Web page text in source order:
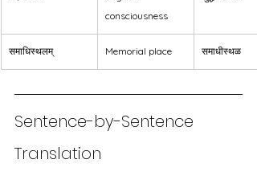
consciousness
समाधिस्थलम् Memorial place समाधीस्थळ
Sentence-by-Sentence
Translation